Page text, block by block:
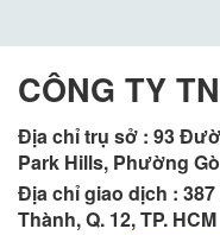
CÔNG TY
Địa chỉ trụ sở : 93
Park Hills, Phường
Địa chỉ giao dịch :
Thành, Q. 12, TP. HCM